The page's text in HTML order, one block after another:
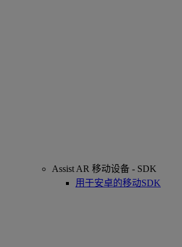
Assist AR 移动设备 - SDK
用于安卓的移动SDK